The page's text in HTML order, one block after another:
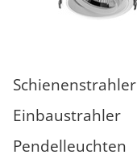
Schienenstrahler
Einbaustrahler
Pendelleuchten